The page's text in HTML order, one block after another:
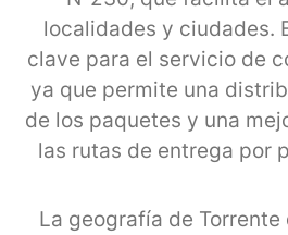
localidades y ciudades.
clave para el servicio de
ya que permite una
de los paquetes y una
las rutas de entrega por
La geografía de Torrente